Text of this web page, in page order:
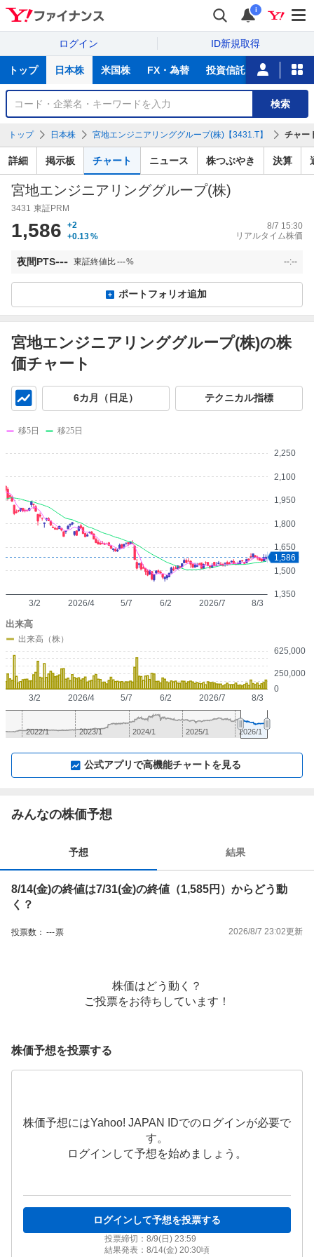
i
ログイン ID新規取得
サ
トップ 日本株 米国株 FX・為替 投資信託 ニュース
銘
検
索
検索
トップ 日本株 宮地エンジニアリンググループ(株)【3431.T】 チャー
詳細 掲示板 チャート ニュース 株つぶやき 決算
宮地エンジニアリンググループ(株)
3431 東証PRM
1,586
+2
+0.13%
8/7 15:30
リアルタイム株価
夜間PTS--- 東証終値比---% --:--
ポートフォリオ追加
宮地エンジニアリンググループ(株)の株
価チャート
6カ月（日足） テクニカル指標
1,350
1,500
1,650
1,800
1,950
2,100
2,250
2026/4 2026/7
3/2 5/7 6/2 8/3
1,586
移5日 移25日
0
250,000
625,000
2026/4 2026/7
3/2 5/7 6/2 8/3
出来高
出来高（株）
2023/1 2025/1
2022/1 2024/1 2026/1
公式アプリで高機能チャートを見る
みんなの株価予想
予想 結果
8/14(金)の終値は7/31(金)の終値（1,585円）からどう動
く？
投票数： ---票 2026/8/7 23:02更新
株価はどう動く？
ご投票をお待ちしています！
株価予想を投票する
株価予想にはYahoo! JAPAN IDでのログインが必要で
す。
ログインして予想を始めましょう。
ログインして予想を投票する
投票締切： 8/9(日) 23:59
結果発表： 8/14(金) 20:30頃